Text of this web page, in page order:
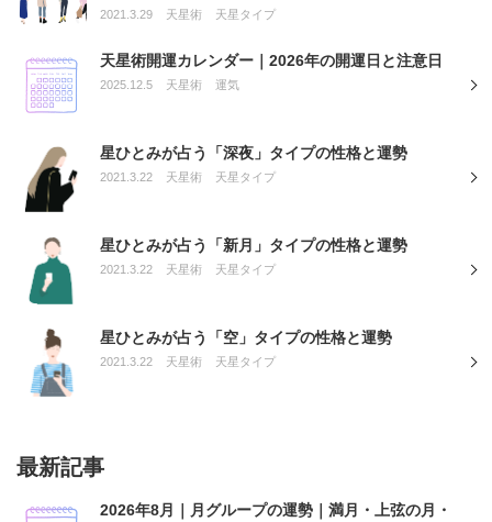
2021.3.29 天星術 天星タイプ
天星術開運カレンダー｜2026年の開運日と注意日
2025.12.5 天星術 運気
星ひとみが占う「深夜」タイプの性格と運勢
2021.3.22 天星術 天星タイプ
星ひとみが占う「新月」タイプの性格と運勢
2021.3.22 天星術 天星タイプ
星ひとみが占う「空」タイプの性格と運勢
2021.3.22 天星術 天星タイプ
最新記事
2026年8月｜月グループの運勢｜満月・上弦の月・